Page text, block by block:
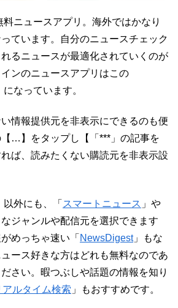
ニュースアプリ。海外ではかなり
ています。自分のニュースチェック
るニュースが最適化されていくのが
ンのニュースアプリはこの
なっています。
情報提供元を非表示にできるのも便
…】をタップし【「***」の記事を
ば、読みたくない購読元を非表示設
以外にも、「 スマートニュース 」や
なジャンルや配信元を選択できます
めっちゃ速い「 NewsDigest」もな
ース好きな方はどれも無料なのであ
さい。暇つぶしや話題の情報を知り
アルタイム検索 」もおすすめです。